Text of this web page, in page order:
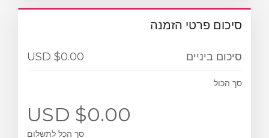
סיכום פרטי הזמנה
סיכום ביניים $0.00 USD
סך הכול
$0.00 USD
סך הכל לתשלום